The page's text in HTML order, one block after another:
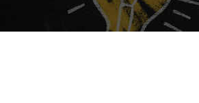
Events
Preise